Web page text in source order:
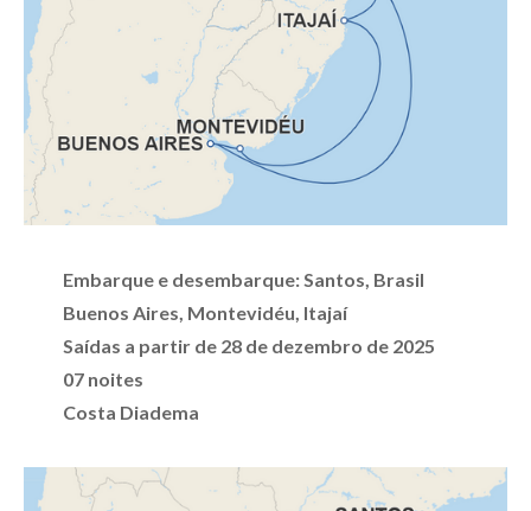
Embarque e desembarque: Santos, Brasil
Buenos Aires, Montevidéu, Itajaí
Saídas a partir de 28 de dezembro de 2025
07 noites
Costa Diadema